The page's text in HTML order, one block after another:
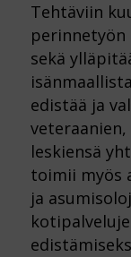
Tehtäviin
sekä
edistää ja
leskiensä
toimii myös
ja